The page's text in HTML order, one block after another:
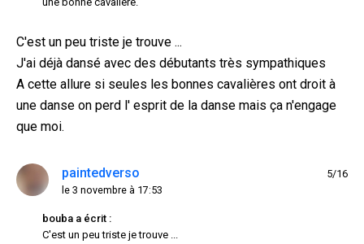
C'est un peu triste je trouve ...
J'ai déjà dansé avec des débutants très sympathiques
A cette allure si seules les bonnes cavalières ont droit à
une danse on perd l' esprit de la danse mais ça n'engage
que moi.
paintedverso
le 3 novembre à 17:53
5/16
bouba a écrit :
C'est un peu triste je trouve ...